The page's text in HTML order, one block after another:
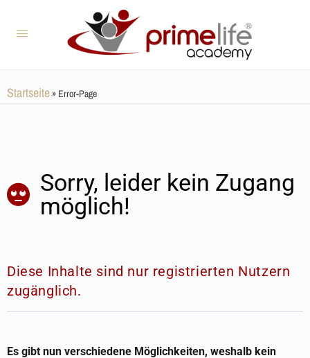
Startseite» Error-Page
Sorry, leider kein Zugang
möglich!
Diese Inhalte sind nur registrierten Nutzern
zugänglich.
Es gibt nun verschiedene Möglichkeiten, weshalb kein